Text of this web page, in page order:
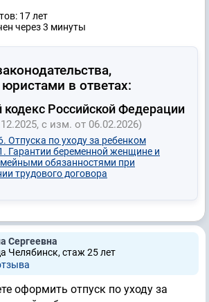
17 лет
через 3 минуты
в ответах:
кодекс Российской Федерации
с изм. от 06.02.2026)
Отпуска по уходу за ребенком
Гарантии беременной женщине и
обязанностями при
трудового договора
Сергеевна
Челябинск, стаж 25 лет
оформить отпуск по уходу за